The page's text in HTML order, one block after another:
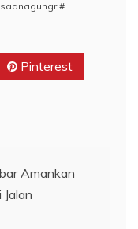
Pinterest
Amankan